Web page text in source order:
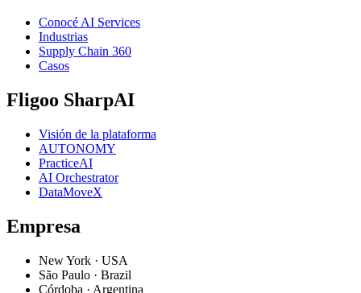
Conocé AI Services
Industrias
Supply Chain 360
Casos
Fligoo SharpAI
Visión de la plataforma
AUTONOMY
PracticeAI
AI Orchestrator
DataMoveX
Empresa
New York · USA
São Paulo · Brazil
Córdoba · Argentina